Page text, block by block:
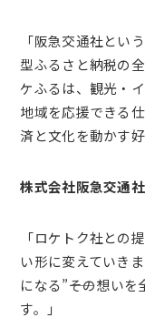
「阪急交通社とい
型ふるさと納税の
ケふるは、観光・
地域を応援できる
済と文化を動かす
株式会社阪急交
「ロケトク社との
い形に変えていき
になる”――その想い
す。」